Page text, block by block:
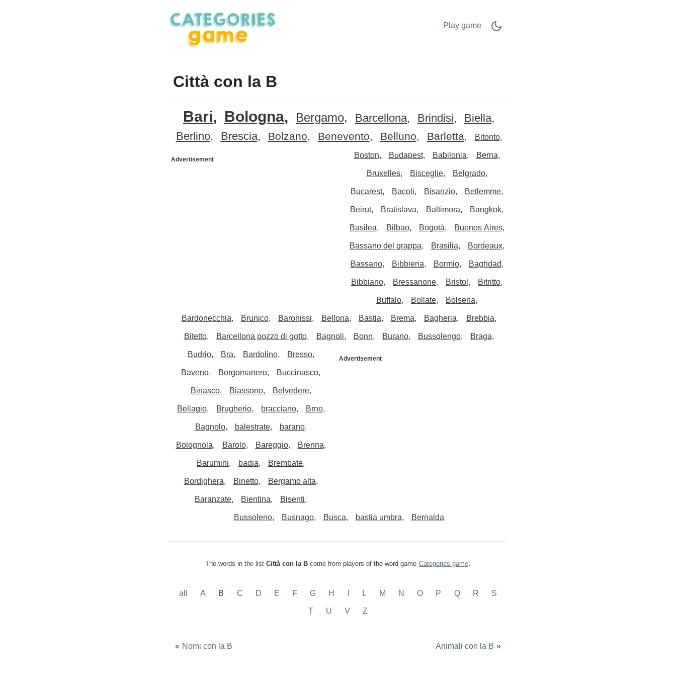
Play game
Città con la B
Bari Bologna Bergamo Barcellona Brindisi
Biella
Berlino
Brescia Bolzano Benevento Belluno Barletta Bitonto
Boston Budapest
Advertisement Babilonia Berna
Bruxelles Bisceglie Belgrado
Bucarest Bacoli Bisanzio Betlemme
Beirut Bratislava Baltimora Bangkok
Basilea Bilbao Bogotà Buenos Aires
Bassano del grappa Brasilia Bordeaux
Bassano Bibbiena Bormio Baghdad
Bibbiano Bressanone Bristol Bitritto
Buffalo Bollate Bolsena
Bardonecchia Brunico Baronissi Bellona Bastia Brema Bagheria Brebbia
Bitetto Barcellona pozzo di gotto Bagnoli Bonn Burano Bussolengo
Advertisement
Braga
Budrio Bra Bardolino Bresso
Baveno Borgomanero Buccinasco
Binasco Biassono Belvedere
Bellagio Brugherio bracciano Brno
Bagnolo balestrate barano
Bolognola Barolo Bareggio Brenna
Barumini badia Brembate
Bordighera Binetto Bergamo alta
Baranzate Bientina Bisenti
Bussoleno Busnago Busca bastia umbra Bernalda
The words in the list Città con la B come from players of the word game Categories game.
all A B C D E F G H L M N O P Q R S
T U V Z
« Nomi con la B Animali con la B »